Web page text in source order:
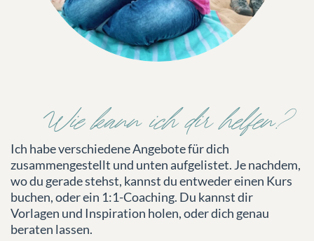
Wie kann ich dir helfen?
Ich habe verschiedene Angebote für dich
zusammengestellt und unten aufgelistet. Je nachdem,
wo du gerade stehst, kannst du entweder einen Kurs
buchen, oder ein 1:1-Coaching. Du kannst dir
Vorlagen und Inspiration holen, oder dich genau
beraten lassen.